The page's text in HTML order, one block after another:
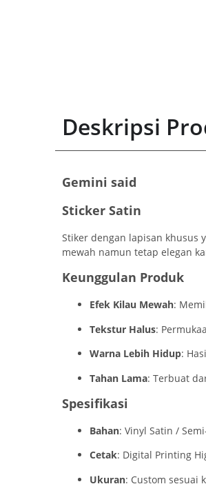
Deskripsi
Gemini said
Sticker Satin
Stiker dengan lapisan khusus
mewah namun tetap elegan
Keunggulan Produk
Efek Kilau Mewah:
Tekstur Halus:
Warna Lebih Hidup:
Tahan Lama: Terbuat
Spesifikasi
Bahan: Vinyl Satin /
Cetak: Digital Printing
Ukuran: Custom sesuai